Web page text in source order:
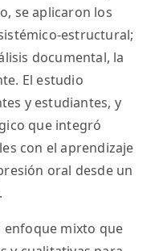
se aplicaron los
estructural;
documental, la
El estudio
y estudiantes, y
que integró
con el aprendizaje
oral desde un
enfoque mixto que